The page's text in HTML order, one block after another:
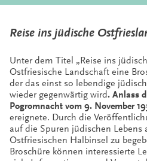
Reise ins jüdische
Unter dem Titel „Reise ins
Ostfriesische Landschaft eine
der das einst so lebendige
wieder gegenwärtig wird. Anlass
Pogromnacht vom 9. November
ereignete. Durch die
auf die Spuren jüdischen Lebens
Ostfriesischen Halbinsel zu
Broschüre können interessierte